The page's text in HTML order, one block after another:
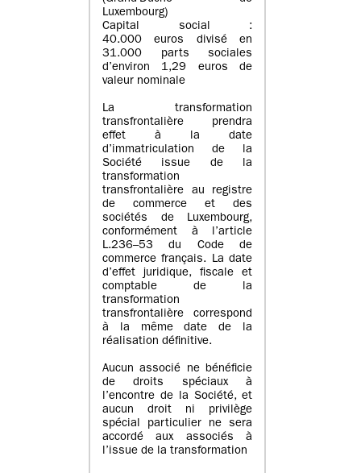
Luxembourg)
Capital social :
40.000 euros divisé en
31.000 parts sociales
d’environ 1,29 euros de
valeur nominale
La transformation
transfrontalière prendra
effet à la date
d’immatriculation de la
Société issue de la
transformation
transfrontalière au registre
de commerce et des
sociétés de Luxembourg,
conformément à l’article
L.236–53 du Code de
commerce français. La date
d’effet juridique, fiscale et
comptable de la
transformation
transfrontalière correspond
à la même date de la
réalisation définitive.
Aucun associé ne bénéficie
de droits spéciaux à
l’encontre de la Société, et
aucun droit ni privilège
spécial particulier ne sera
accordé aux associés à
l’issue de la transformation